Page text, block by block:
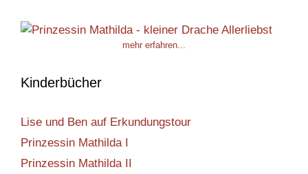
mehr erfahren...
Kinderbücher
Lise und Ben auf Erkundungstour
Prinzessin Mathilda I
Prinzessin Mathilda II